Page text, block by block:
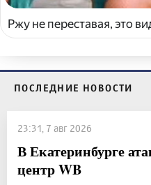
Ржу не переставая, это
ПОСЛЕДНИЕ НОВОСТИ
23:31, 7 авг 2026
В Екатеринбурге
центр WB